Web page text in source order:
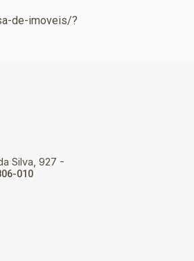
de-imoveis/?
Silva, 927 -
010